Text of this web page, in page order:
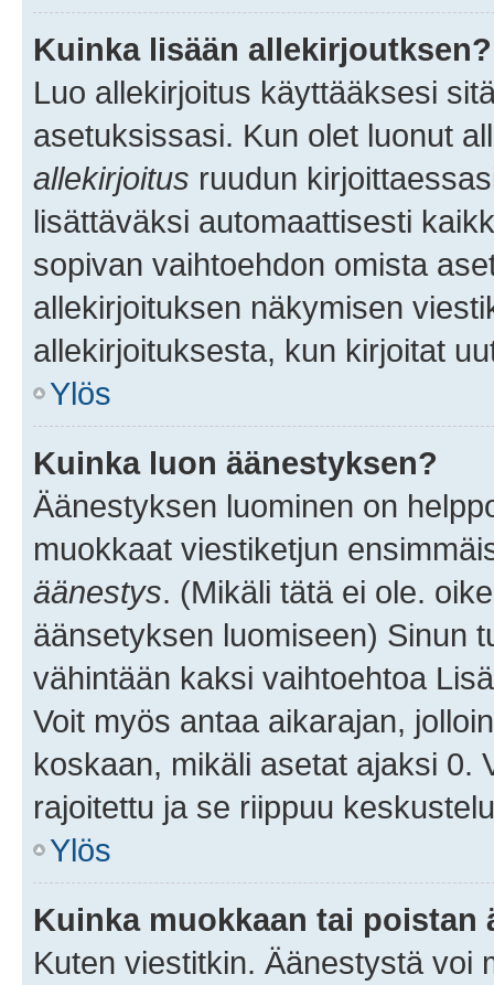
Kuinka lisään allekirjoutksen?
Luo allekirjoitus käyttääksesi
asetuksissasi. Kun olet luonut
allekirjoitus ruudun
lisättäväksi automaattisesti
sopivan vaihtoehdon omista
allekirjoituksen näkymisen
allekirjoituksesta, kun kirjoitat
Ylös
Kuinka luon äänestyksen?
Äänestyksen luominen on
muokkaat viestiketjun
äänestys. (Mikäli tätä ei ole.
äänsetyksen luomiseen) Sinun
vähintään kaksi vaihtoehtoa
Voit myös antaa aikarajan,
koskaan, mikäli asetat ajaksi 0.
rajoitettu ja se riippuu
Ylös
Kuinka muokkaan tai poistan
Kuten viestitkin. Äänestystä voi